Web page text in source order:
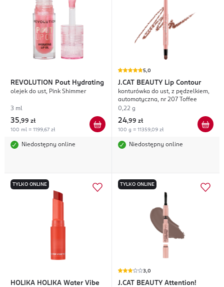
REVOLUTION Pout Hydrating
olejek do ust, Pink Shimmer
3 ml
35,99 zł
100 ml = 1199,67 zł
Niedostępny online
5,0
J.CAT BEAUTY Lip Contour
konturówka do ust, z pędzelkiem,
automatyczna, nr 207 Toffee
0,22 g
24,99 zł
100 g = 11359,09 zł
Niedostępny online
TYLKO ONLINE
HOLIKA HOLIKA Water Vibe
TYLKO ONLINE
3,0
J.CAT BEAUTY Attention!